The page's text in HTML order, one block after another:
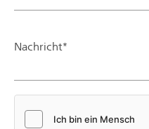
Nachricht*